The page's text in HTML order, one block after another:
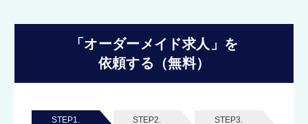
「オーダーメイド求人」を
依頼する（無料）
STEP1. STEP2. STEP3.